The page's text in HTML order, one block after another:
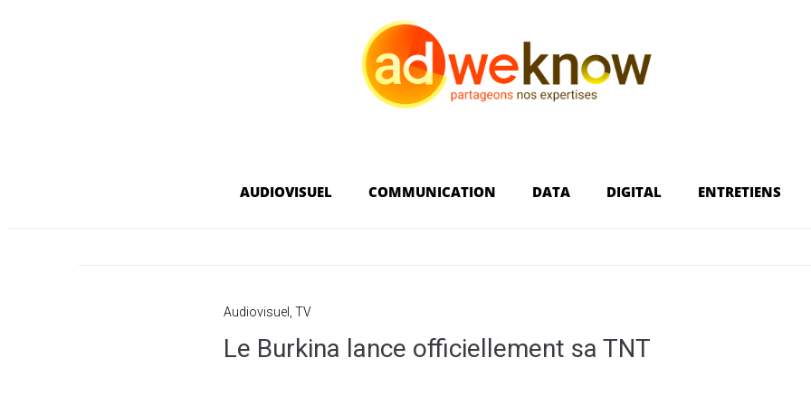
AUDIOVISUEL COMMUNICATION DATA DIGITAL ENTRETIENS
Audiovisuel TV
Le Burkina lance officiellement sa TNT